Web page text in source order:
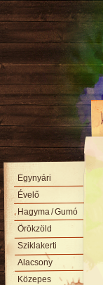
Egynyári
Évelő
Hagyma/ Gumó
Örökzöld
Sziklakerti
Alacsony
Közepes